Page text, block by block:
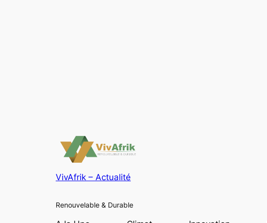
VivAfrik – Actualité
Renouvelable & Durable